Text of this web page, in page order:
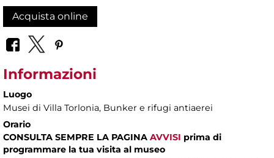
Acquista online
Informazioni
Luogo
Musei di Villa Torlonia, Bunker e rifugi antiaerei
Orario
CONSULTA SEMPRE LA PAGINA AVVISI prima di
programmare la tua visita al museo